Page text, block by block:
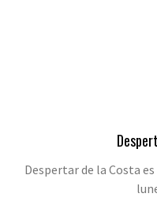
Despertar de la Costa